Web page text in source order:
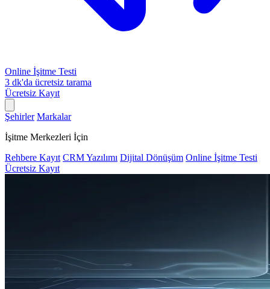
Online İşitme Testi
3 dk'da ücretsiz tarama
Ücretsiz Kayıt
Şehirler Markalar
İşitme Merkezleri İçin
Rehbere Kayıt CRM Yazılımı Dijital Dönüşüm Online İşitme Testi
Ücretsiz Kayıt